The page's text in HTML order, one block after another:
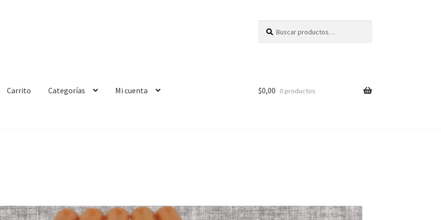
por:
Carrito Categorías Mi cuenta $0,00 0 productos